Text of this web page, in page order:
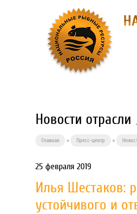
Новости отрасли
Главная » Пресс-центр »
25 февраля 2019
Илья Шестаков:
устойчивого и